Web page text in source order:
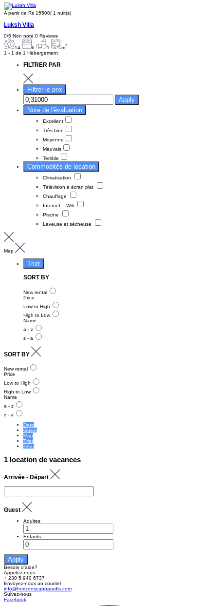
A partir de Rs 15500/ 1 nuit(s)
Luksh Villa
0/5 Non noté 0 Reviews
14 6 1 m2
1 - 1 de 1 Hébergement
FILTRER PAR
Filtrer le prix
Apply
Note de l'évaluation
Excellent
Très bien
Moyenne
Mauvais
Terrible
Commodités de location
Climatisation
Télévision à écran plat
Chauffage
Internet – Wifi
Piscine
Laveuse et sécheuse
Map
Trier
SORT BY
New rental
Price
Low to High
High to Low
Name
a - z
z - a
SORT BY
New rental
Price
Low to High
High to Low
Name
a - z
z - a
Date
Guest
Map
Trier
Filter
1 location de vacances
Arrivée - Départ
Guest
Adultes
Enfants
Apply
Besoin d'aide?
Appelez-nous
+ 230 5 940 6737
Envoyez-nous un courriel
info@horizonscapparadis.com
Suivez-nous
Facebook